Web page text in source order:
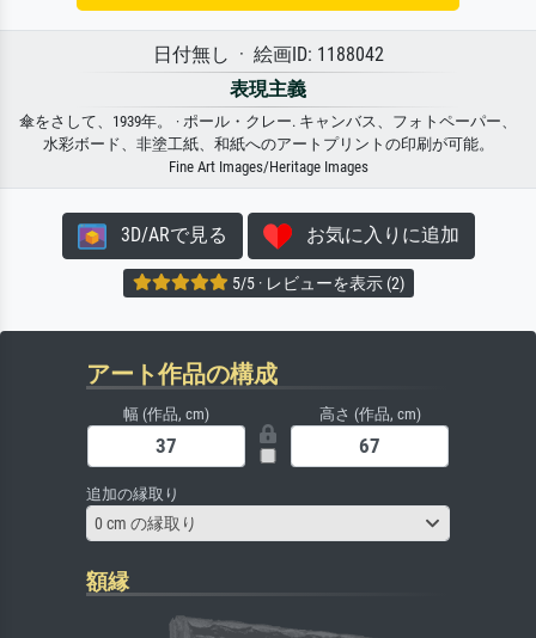
日付無し · 絵画ID: 1188042
表現主義
傘をさして、1939年。 · ポール・クレー. キャンバス、フォトペーパー、
水彩ボード、非塗工紙、和紙へのアートプリントの印刷が可能。
Fine Art Images/Heritage Images
3D/ARで見る お気に入りに追加
5/5 · レビューを表示 (2)
アート作品の構成
幅 (作品, cm) 高さ (作品, cm)
追加の縁取り
0 cm の縁取り
額縁